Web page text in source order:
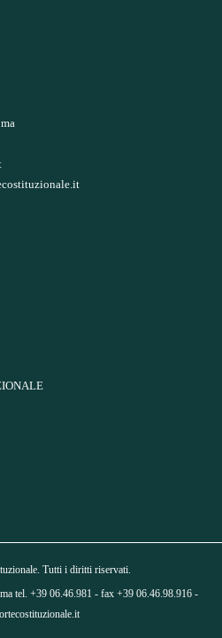
Tutti i diritti riservati.
tel. +39 06.46.981 - fax +39 06.46.98.916 -